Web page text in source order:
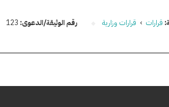
قرارات › قرارات وزارية رقم الوثيقة/الدعوى: 123